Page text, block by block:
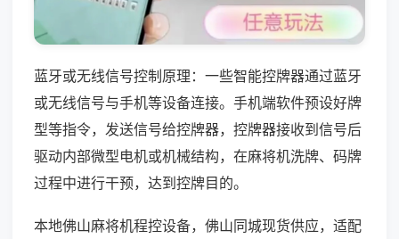
蓝牙或无线信号控制原理：一些智能控牌器通过蓝牙
或无线信号与手机等设备连接。手机端软件预设好牌
型等指令，发送信号给控牌器，控牌器接收到信号后
驱动内部微型电机或机械结构，在麻将机洗牌、码牌
过程中进行干预，达到控牌目的。
本地佛山麻将机程控设备，佛山同城现货供应，适配